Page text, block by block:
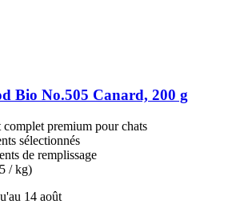
Bio No.505 Canard, 200 g
premium pour chats
sélectionnés
de remplissage
/ kg)
14 août